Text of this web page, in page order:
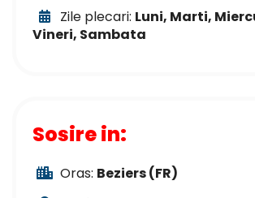
Zile plecari: Luni, Marti,
Vineri, Sambata
Sosire in:
Oras: Beziers (FR)